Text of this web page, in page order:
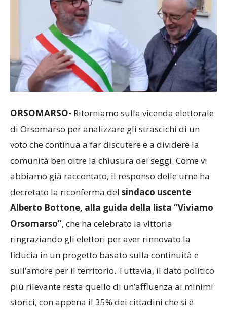
ORSOMARSO- Ritorniamo sulla vicenda elettorale
di Orsomarso per analizzare gli strascichi di un
voto che continua a far discutere e a dividere la
comunità ben oltre la chiusura dei seggi. Come vi
abbiamo già raccontato, il responso delle urne ha
decretato la riconferma del sindaco uscente
Alberto Bottone, alla guida della lista “Viviamo
Orsomarso”, che ha celebrato la vittoria
ringraziando gli elettori per aver rinnovato la
fiducia in un progetto basato sulla continuità e
sull’amore per il territorio. Tuttavia, il dato politico
più rilevante resta quello di un’affluenza ai minimi
storici, con appena il 35% dei cittadini che si è